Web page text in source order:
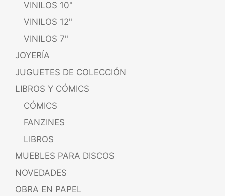
VINILOS 10"
VINILOS 12"
VINILOS 7"
JOYERÍA
JUGUETES DE COLECCIÓN
LIBROS Y CÓMICS
CÓMICS
FANZINES
LIBROS
MUEBLES PARA DISCOS
NOVEDADES
OBRA EN PAPEL